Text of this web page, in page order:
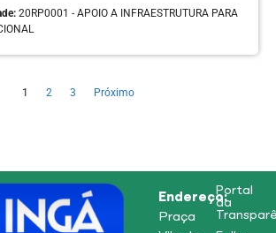
20RP0001 - APOIO A INFRAESTRUTURA PARA
1 2 3 Próximo
Endereço:
Praça
Portal
da